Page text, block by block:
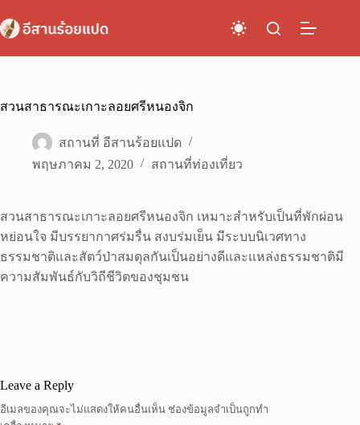
to
content
สวนสาธารณะเกาะลอยศรีหนองจิก
สถานที่ อีสานร้อยแปด
พฤษภาคม 2, 2020
สถานที่ท่องเที่ยว
สวนสาธารณะเกาะลอยศรีหนองจิก เหมาะสำหรับเป็นที่พักผ่อน
หย่อนใจ มีบรรยากาศร่มรื่น สงบร่มเย็น มีระบบนิเวศทาง
ธรรมชาติและสัตว์ป่าสมดุลกันเป็นอย่างดีและแหล่งธรรมชาติมี
ความสัมพันธ์กับวิถีชีวิตของชุมชน
Leave a Reply
อีเมลของคุณจะไม่แสดงให้คนอื่นเห็น ช่องข้อมูลจำเป็นถูกทำ